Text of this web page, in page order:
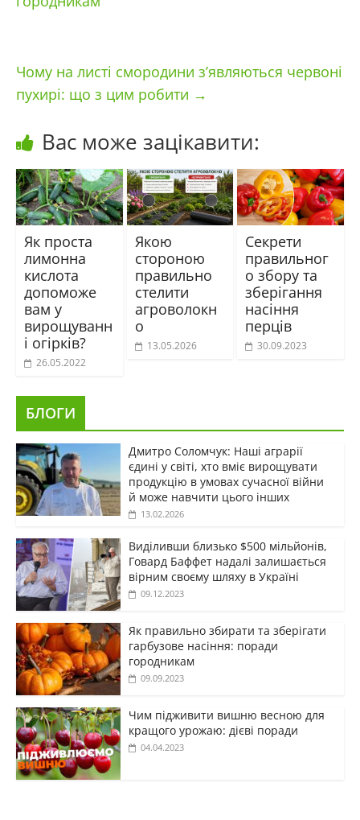
Чому на листі смородини з’являються червоні
пухирі: що з цим робити →
Вас може зацікавити:
Як проста
лимонна
кислота
допоможе
вам у
вирощуванн
і огірків?
26.05.2022
Якою
стороною
правильно
стелити
агроволокн
о
13.05.2026
Секрети
правильног
о збору та
зберігання
насіння
перців
30.09.2023
БЛОГИ
Дмитро Соломчук: Наші аграрії
єдині у світі, хто вміє вирощувати
продукцію в умовах сучасної війни
й може навчити цього інших
13.02.2026
Виділивши близько $500 мільйонів,
Говард Баффет надалі залишається
вірним своєму шляху в Україні
09.12.2023
Як правильно збирати та зберігати
гарбузове насіння: поради
городникам
09.09.2023
Чим підживити вишню весною для
кращого урожаю: дієві поради
04.04.2023